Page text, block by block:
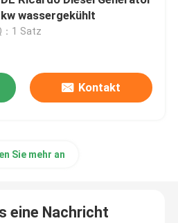
wassergekühlt
：1 Satz
Kontakt
Sie mehr an
eine Nachricht